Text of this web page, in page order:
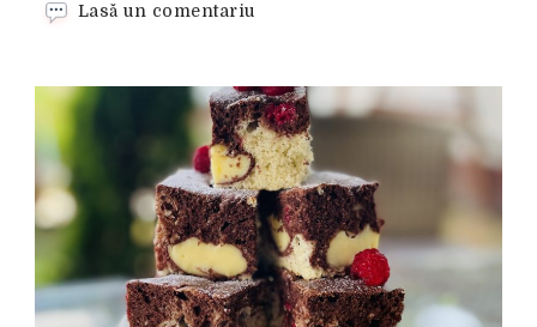
Lasă un comentariu
zmeura
si
budinca
de
vanilie